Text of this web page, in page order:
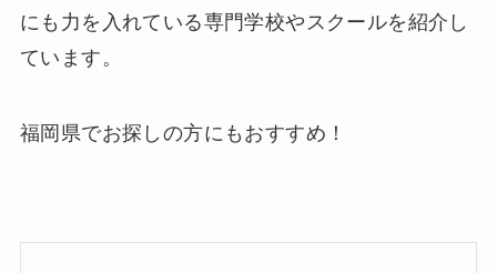
にも力を入れている専門学校やスクールを紹介し
ています。
福岡県でお探しの方にもおすすめ！